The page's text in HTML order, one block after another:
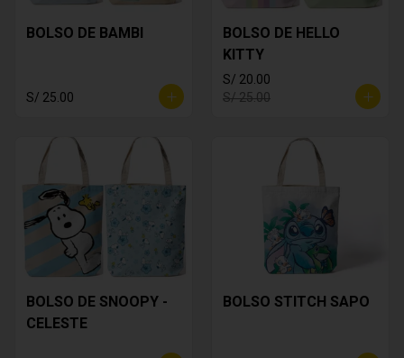
BOLSO DE BAMBI
S/ 25.00
BOLSO DE HELLO
KITTY
S/ 20.00
S/ 25.00
BOLSO DE SNOOPY -
CELESTE
BOLSO STITCH SAPO